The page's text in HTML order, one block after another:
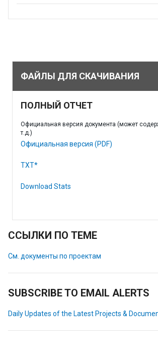
ФАЙЛЫ ДЛЯ СКАЧИВАНИЯ
ПОЛНЫЙ ОТЧЕТ
Официальная версия документа (может
т.д.)
Официальная версия (PDF)
TXT*
Download Stats
ССЫЛКИ ПО ТЕМЕ
См. документы по проектам
SUBSCRIBE TO EMAIL ALERTS
Daily Updates of the Latest Projects &